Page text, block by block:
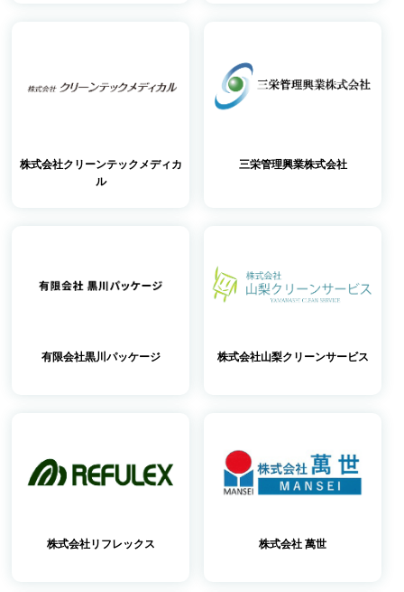
株式会社クリーンテックメディカ
ル
三栄管理興業株式会社
有限会社黒川パッケージ 株式会社山梨クリーンサービス
株式会社リフレックス 株式会社 萬世